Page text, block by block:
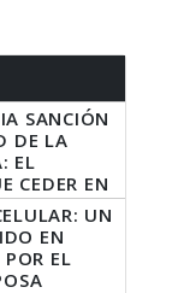
SANCIÓN
DE LA
EL
CEDER EN
FUEGO
UN
EN
EL